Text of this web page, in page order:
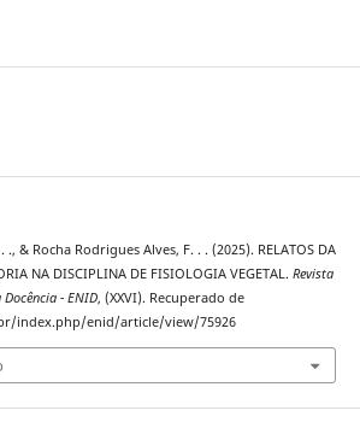
& Rocha Rodrigues Alves, F. . . (2025). RELATOS DA
NA DISCIPLINA DE FISIOLOGIA VEGETAL. Revista
- ENID, (XXVI). Recuperado de
index.php/enid/article/view/75926